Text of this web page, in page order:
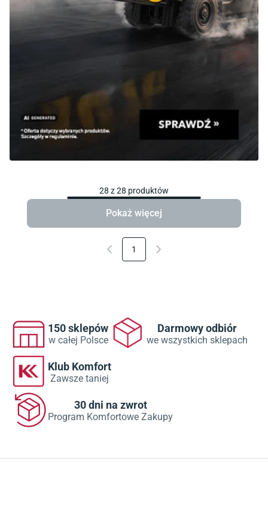
28 z28 produktów
Pokaż więcej
1
150 sklepów
w całej Polsce
Darmowy odbiór
we wszystkich sklepach
Klub Komfort
Zawsze taniej
30 dni na zwrot
Program Komfortowe Zakupy